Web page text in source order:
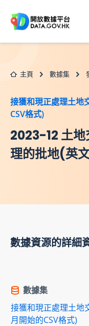
主頁 數據集
接獲和現正處理土地
CSV格式)
2023-12 土
理的批地(英
數據資源的詳細
數據集
接獲和現正處理土地
月開始的CSV格式)